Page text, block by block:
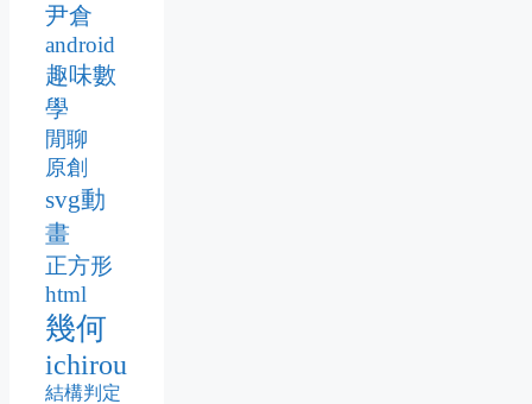
尹倉
android
趣味數
學
閒聊
原創
svg動
畫
正方形
html
幾何
ichirou
結構判定